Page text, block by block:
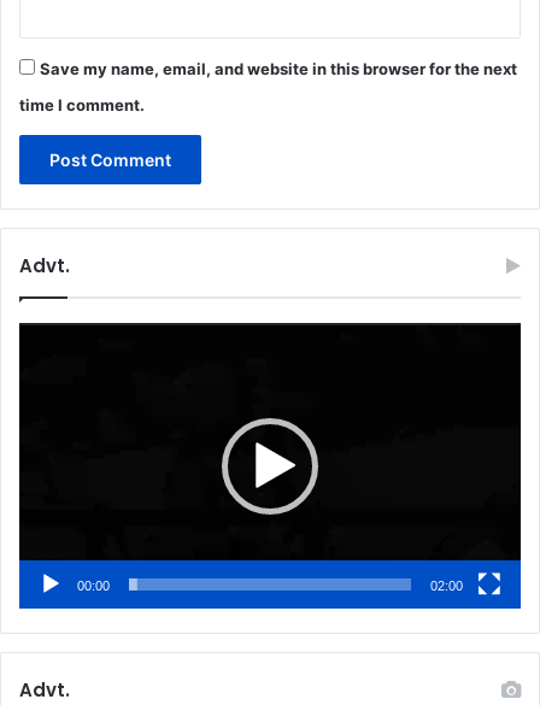
Save my name, email, and website in this browser for the next
time I comment.
Advt.
00:00 02:00
Advt.